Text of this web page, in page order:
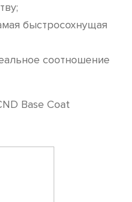
быстросохнущая
соотношение